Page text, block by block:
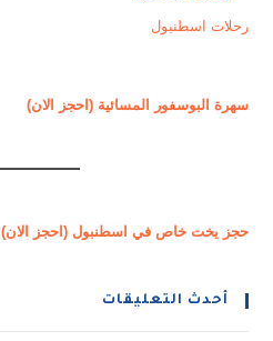
رحلات اسطنبول
سهرة البوسفور المسائية (احجز الان)
حجز يخت خاص في اسطنبول (احجز الان)
أحدث التعليقات